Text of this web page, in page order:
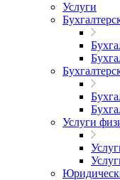
Услуги
Услуги